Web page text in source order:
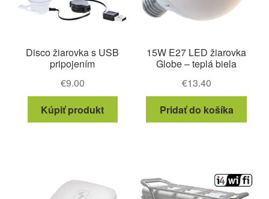
Disco žiarovka s USB
pripojením
€9.00
Kúpiť produkt
15W E27 LED žiarovka
Globe – teplá biela
€13.40
Pridať do košíka